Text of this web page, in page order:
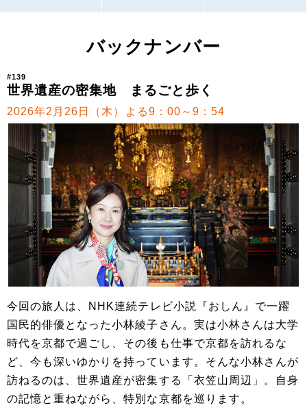
バックナンバー
#139
世界遺産の密集地 まるごと歩く
2026年2月26日（木）よる9：00～9：54
今回の旅人は、NHK連続テレビ小説『おしん』で一躍
国民的俳優となった小林綾子さん。実は小林さんは大学
時代を京都で過ごし、その後も仕事で京都を訪れるな
ど、今も深いゆかりを持っています。そんな小林さんが
訪ねるのは、世界遺産が密集する「衣笠山周辺」。自身
の記憶と重ねながら、特別な京都を巡ります。